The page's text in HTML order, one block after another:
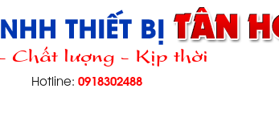
Chất lượng - Kịp thời
Hotline:0918302488